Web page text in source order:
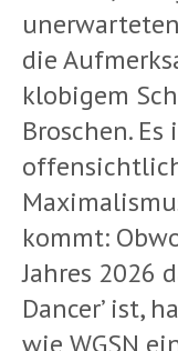
die
klobigem
Broschen.
kommt:
Jahres 2026
Dancer’ ist,
wie WGSN